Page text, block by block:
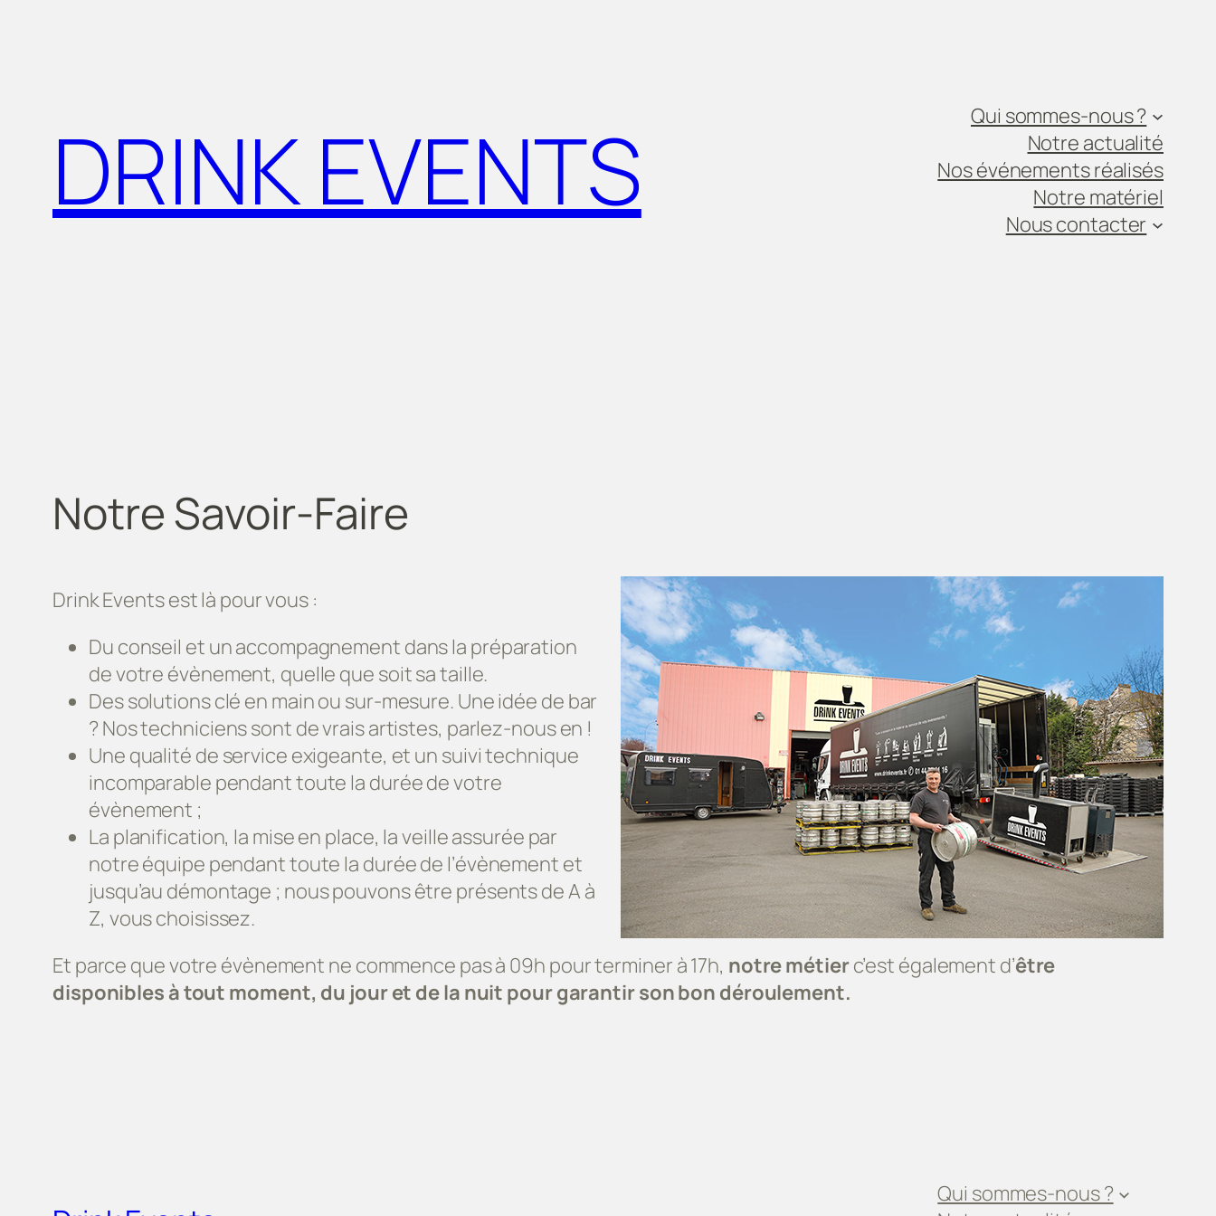
DRINK EVENTS
Qui sommes-nous ?
Notre actualité
Nos événements réalisés
Notre matériel
Nous contacter
Notre Savoir-Faire
Drink Events est là pour vous :
Du conseil et un accompagnement dans la préparation
de votre évènement, quelle que soit sa taille.
Des solutions clé en main ou sur-mesure. Une idée de bar
? Nos techniciens sont de vrais artistes, parlez-nous en !
Une qualité de service exigeante, et un suivi technique
incomparable pendant toute la durée de votre
évènement ;
La planification, la mise en place, la veille assurée par
notre équipe pendant toute la durée de l’évènement et
jusqu’au démontage ; nous pouvons être présents de A à
Z, vous choisissez.
Et parce que votre évènement ne commence pas à 09h pour terminer à 17h, notre métierc’est également d’être
disponibles à tout moment, du jour et de la nuit pour garantir son bon déroulement.
Qui sommes-nous ?